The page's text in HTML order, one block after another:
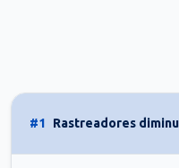
#1 Rastreadores